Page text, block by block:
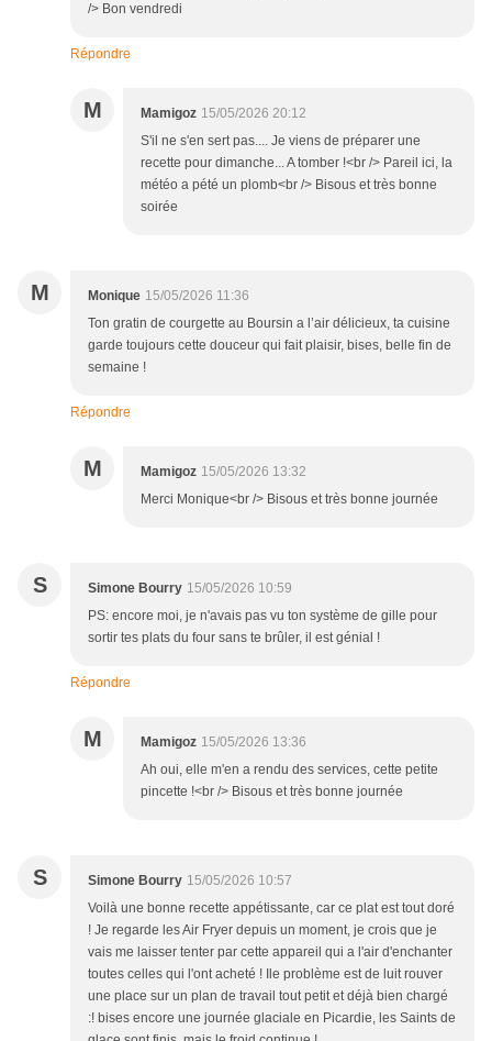
/> Bon vendredi
Répondre
M Mamigoz 15/05/2026 20:12
S'il ne s'en sert pas.... Je viens de préparer une
recette pour dimanche... A tomber !<br /> Pareil ici, la
météo a pété un plomb<br /> Bisous et très bonne
soirée
M Monique 15/05/2026 11:36
Ton gratin de courgette au Boursin a l’air délicieux, ta cuisine
garde toujours cette douceur qui fait plaisir, bises, belle fin de
semaine !
Répondre
M Mamigoz 15/05/2026 13:32
Merci Monique<br /> Bisous et très bonne journée
S Simone Bourry 15/05/2026 10:59
PS: encore moi, je n'avais pas vu ton système de gille pour
sortir tes plats du four sans te brûler, il est génial !
Répondre
M Mamigoz 15/05/2026 13:36
Ah oui, elle m'en a rendu des services, cette petite
pincette !<br /> Bisous et très bonne journée
S Simone Bourry 15/05/2026 10:57
Voilà une bonne recette appétissante, car ce plat est tout doré
! Je regarde les Air Fryer depuis un moment, je crois que je
vais me laisser tenter par cette appareil qui a l'air d'enchanter
toutes celles qui l'ont acheté ! Ile problème est de luit rouver
une place sur un plan de travail tout petit et déjà bien chargé
:! bises encore une journée glaciale en Picardie, les Saints de